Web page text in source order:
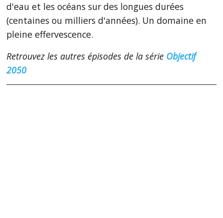
d'eau et les océans sur des longues durées
(centaines ou milliers d'années). Un domaine en
pleine effervescence.
Retrouvez les autres épisodes de la série Objectif
2050